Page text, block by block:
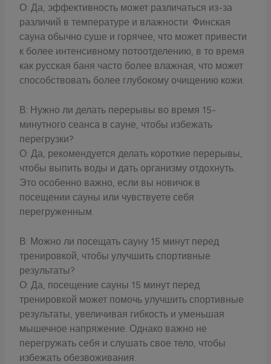
О: Да, эффективность может различаться из-за
различий в температуре и влажности. Финская
сауна обычно суше и горячее, что может привести
к более интенсивному потоотделению, в то время
как русская баня часто более влажная, что может
способствовать более глубокому очищению кожи.
В: Нужно ли делать перерывы во время 15-
минутного сеанса в сауне, чтобы избежать
перегрузки?
О: Да, рекомендуется делать короткие перерывы,
чтобы выпить воды и дать организму отдохнуть.
Это особенно важно, если вы новичок в
посещении сауны или чувствуете себя
перегруженным.
В: Можно ли посещать сауну 15 минут перед
тренировкой, чтобы улучшить спортивные
результаты?
О: Да, посещение сауны 15 минут перед
тренировкой может помочь улучшить спортивные
результаты, увеличивая гибкость и уменьшая
мышечное напряжение. Однако важно не
перегружать себя и слушать свое тело, чтобы
избежать обезвоживания.